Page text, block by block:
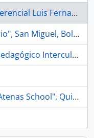
30 Años Colegio Técnico Referencial Luis Fernando Ruiz, Latacunga
30 Años Escuela "Ruben Dario", San Miguel, Bolívar.
30 Años Instituto Superior Pedagógico Interculural Bilingüe "QUILLOAC", Cañar.
30Años, Unidad Educativa "Atenas School", Quito.